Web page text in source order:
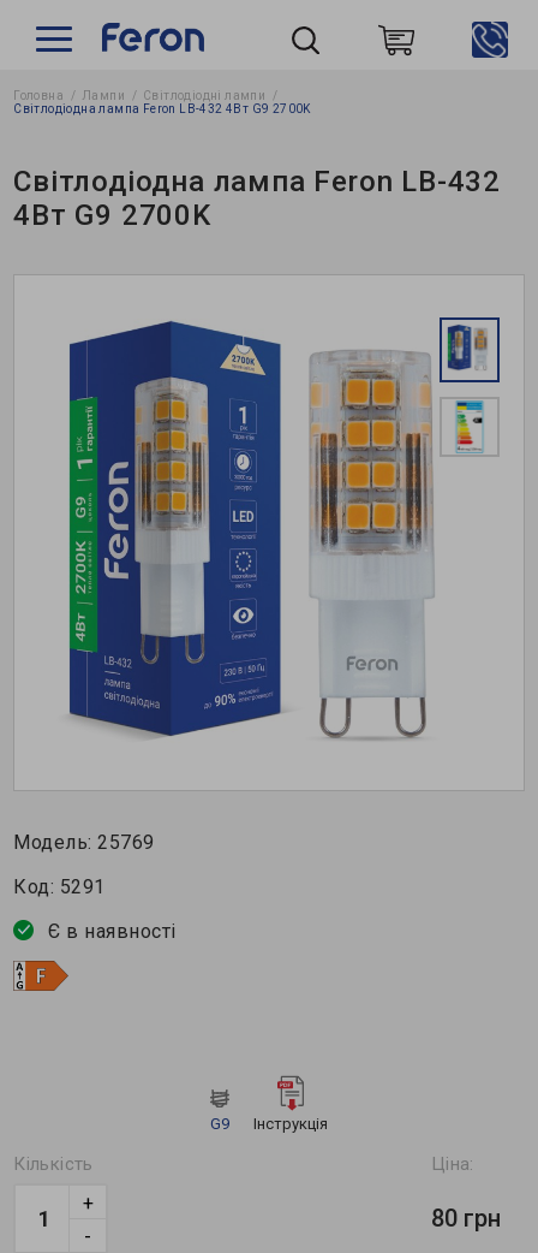
Головна Лампи
Світлодіодні лампи
Світлодіодна лампа Feron LB-432 4Вт G9 2700K
Світлодіодна лампа Feron LB-432
4Вт G9 2700K
Модель:25769
Код: 5291
Є в наявності
G9 Інструкція
Кількість
-
+
Ціна:
80 грн